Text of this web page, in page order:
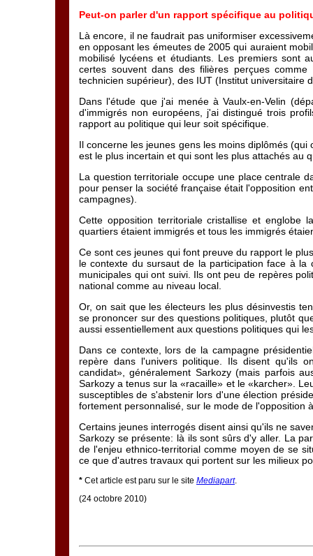
Peut-on parler d'un rapport spécifique au
Là encore, il ne faudrait pas uniformiser
en opposant les émeutes de 2005 qui auraient
mobilisé lycéens et étudiants. Les premiers sont
certes souvent dans des filières perçues
technicien supérieur), des IUT (Institut universitaire
Dans l'étude que j'ai menée à Vaulx-en-Velin
d'immigrés non européens, j'ai distingué trois
rapport au politique qui leur soit spécifique.
Il concerne les jeunes gens les moins diplômés
est le plus incertain et qui sont les plus attachés au
La question territoriale occupe une place centrale
pour penser la société française était l'opposition
campagnes).
Cette opposition territoriale cristallise et englobe
quartiers étaient immigrés et tous les immigrés
Ce sont ces jeunes qui font preuve du rapport le
le contexte du sursaut de la participation face à la
municipales qui ont suivi. Ils ont peu de repères
national comme au niveau local.
Or, on sait que les électeurs les plus désinvestis
se prononcer sur des questions politiques, plutôt
aussi essentiellement aux questions politiques qui
Dans ce contexte, lors de la campagne
repère dans l'univers politique. Ils disent qu'ils
candidat», généralement Sarkozy (mais parfois
Sarkozy a tenus sur la «racaille» et le «karcher».
susceptibles de s'abstenir lors d'une élection
fortement personnalisé, sur le mode de l'opposition
Certains jeunes interrogés disent ainsi qu'ils ne
Sarkozy se présente: là ils sont sûrs d'y aller. La
de l'enjeu ethnico-territorial comme moyen de se
ce que d'autres travaux qui portent sur les milieux
* Cet article est paru sur le site Mediapart.
(24 octobre 2010)